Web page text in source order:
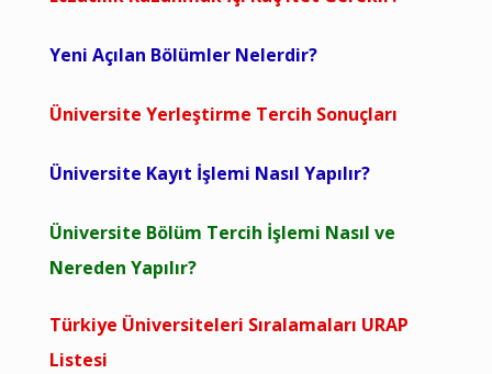
Yeni Açılan Bölümler Nelerdir?
Üniversite Yerleştirme Tercih Sonuçları
Üniversite Kayıt İşlemi Nasıl Yapılır?
Üniversite Bölüm Tercih İşlemi Nasıl ve
Nereden Yapılır?
Türkiye Üniversiteleri Sıralamaları URAP
Listesi